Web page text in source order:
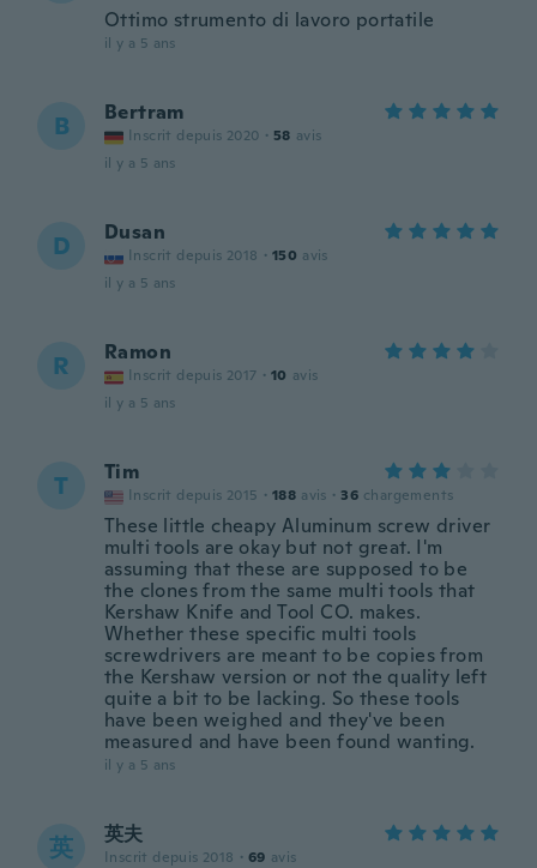
Ottimo strumento di lavoro portatile
il y a 5 ans
B Bertram
Inscrit depuis 2020 · 58 avis
il y a 5 ans
D Dusan
Inscrit depuis 2018 · 150 avis
il y a 5 ans
R Ramon
Inscrit depuis 2017 · 10 avis
il y a 5 ans
T Tim
Inscrit depuis 2015 · 188 avis · 36 chargements
These little cheapy Aluminum screw driver
multi tools are okay but not great. I'm
assuming that these are supposed to be
the clones from the same multi tools that
Kershaw Knife and Tool CO. makes.
Whether these specific multi tools
screwdrivers are meant to be copies from
the Kershaw version or not the quality left
quite a bit to be lacking. So these tools
have been weighed and they've been
measured and have been found wanting.
il y a 5 ans
英 英夫
Inscrit depuis 2018 · 69 avis